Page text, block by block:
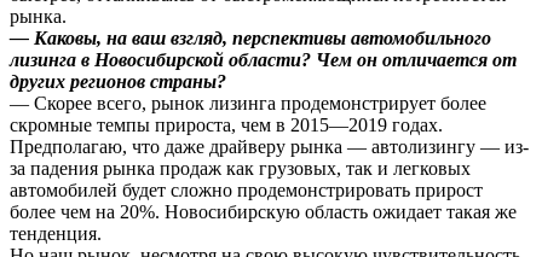
рынка.
— Каковы, на ваш взгляд, перспективы автомобильного
лизинга в Новосибирской области? Чем он отличается от
других регионов страны?
— Скорее всего, рынок лизинга продемонстрирует более
скромные темпы прироста, чем в 2015—2019 годах.
Предполагаю, что даже драйверу рынка — автолизингу — из-
за падения рынка продаж как грузовых, так и легковых
автомобилей будет сложно продемонстрировать прирост
более чем на 20%. Новосибирскую область ожидает такая же
тенденция.